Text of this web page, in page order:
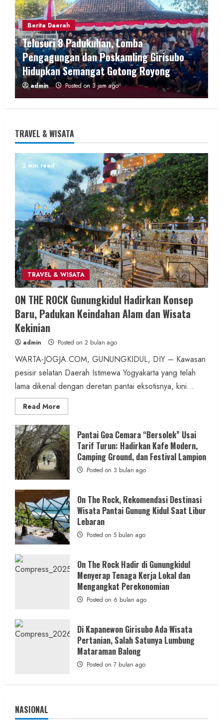
Berita Daerah
Telusuri 8 Padukuhan, Lomba
Pengagungan dan Poskamling Girisubo
Hidupkan Semangat Gotong Royong
admin Posted on 3 jam ago
Berita KUA Semugih, DIY
Penyuluh KUA Pengasih Tegaskan
Pentingnya Pola Asuh dan Lingkungan
Anak di Pengajian SD N Kutogiri
admin Posted on 13 jam ago
1 min read
Berita KUA Sewon Bantul DIY
KUA Sewon Lakukan Penataan Organisasi,
Jaga Layanan Tetap Optimal
Pascapenugasan Pegawai
admin Posted on 18 jam ago
Berita Daerah SOSIAL
Di Tengah Kemarau Panjang dan Kendala
PDAM, Aksi Sosial Wartajogja dan Donatur
Penuhi Kebutuhan Air Warga
admin Posted on 18 jam ago
2 min read
Berita Daerah Kesehatan
ASI Lancar, Ibu Tenang: RSUD Wonosari dan
Puskesmas Wonosari II Sediakan
Posted on 19 jam ago
TRAVEL & WISATA
2 min read
TRAVEL & WISATA
ON THE ROCK Gunungkidul Hadirkan Konsep
Baru, Padukan Keindahan Alam dan Wisata
Kekinian
admin Posted on 2 bulan ago
WARTA-JOGJA.COM, GUNUNGKIDUL, DIY – Kawasan
pesisir selatan Daerah Istimewa Yogyakarta yang telah
lama dikenal dengan deretan pantai eksotisnya, kini...
Read More
more
ON
THE
ROCK
Gunungkidul
Hadirkan
Konsep
Baru,
Padukan
Keindahan
Alam
dan
Wisata
Kekinian
Pantai Goa Cemara “Bersolek” Usai
Tarif Turun: Hadirkan Kafe Modern,
Camping Ground, dan Festival Lampion
Posted on 3 bulan ago
On The Rock, Rekomendasi Destinasi
Wisata Pantai Gunung Kidul Saat Libur
Lebaran
Posted on 5 bulan ago
On The Rock Hadir di Gunungkidul
Menyerap Tenaga Kerja Lokal dan
Mengangkat Perekonomian
Posted on 6 bulan ago
Di Kapanewon Girisubo Ada Wisata
Pertanian, Salah Satunya Lumbung
Mataraman Balong
Posted on 7 bulan ago
NASIONAL